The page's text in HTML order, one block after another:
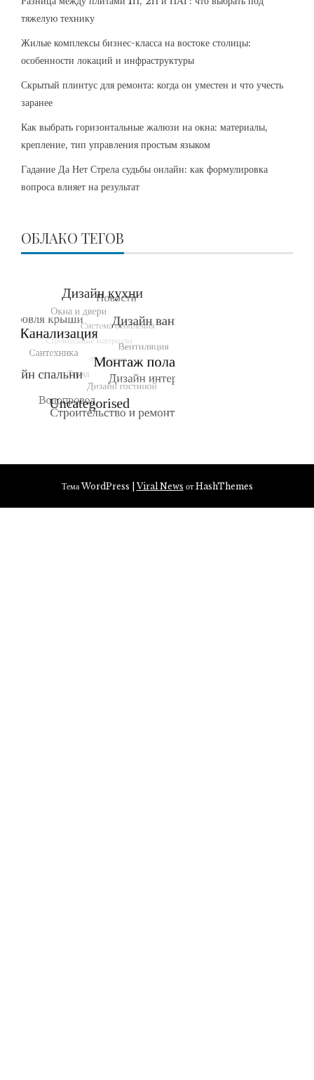
тяжелую технику
Жилые комплексы бизнес-класса на востоке столицы:
особенности локаций и инфраструктуры
Скрытый плинтус для ремонта: когда он уместен и что учесть
заранее
Как выбрать горизонтальные жалюзи на окна: материалы,
крепление, тип управления простым языком
Гадание Да Нет Стрела судьбы онлайн: как формулировка
вопроса влияет на результат
ОБЛАКО ТЕГОВ
Тема WordPress |Viral News от HashThemes